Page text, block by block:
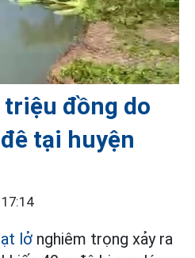
đồng do
tại huyện
lở nghiêm trọng xảy ra